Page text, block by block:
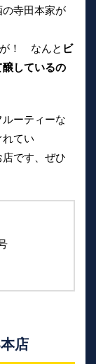
寺田本家が
が！ なんと ビ
しているの
ーティーな
てい
です、ぜひ
店